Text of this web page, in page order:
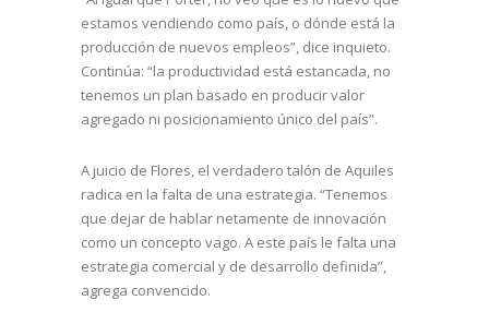
estamos vendiendo como país, o dónde está la
producción de nuevos empleos”, dice inquieto.
Continúa: “la productividad está estancada, no
tenemos un plan basado en producir valor
agregado ni posicionamiento único del país”.
A juicio de Flores, el verdadero talón de Aquiles
radica en la falta de una estrategia. “Tenemos
que dejar de hablar netamente de innovación
como un concepto vago. A este país le falta una
estrategia comercial y de desarrollo definida”,
agrega convencido.